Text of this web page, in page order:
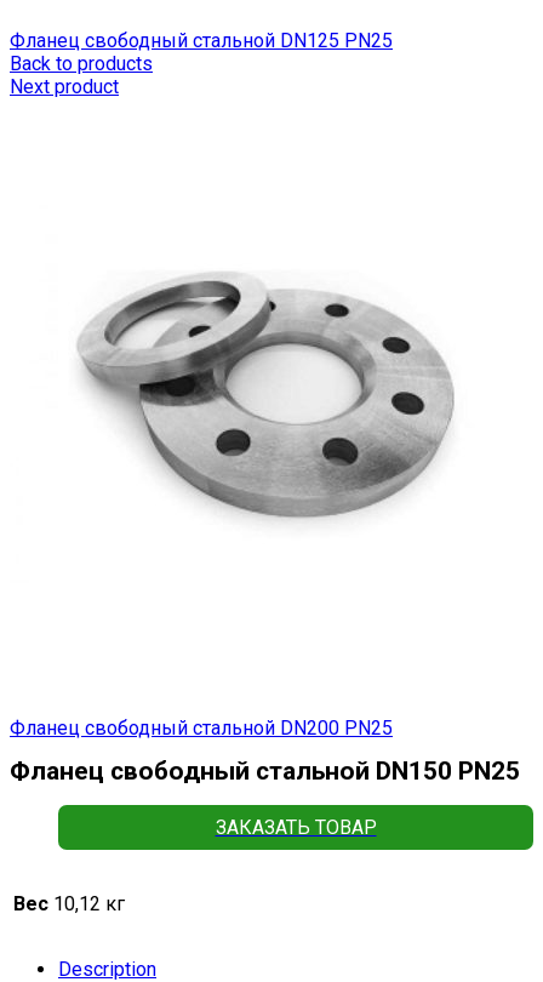
Фланец свободный стальной DN125 РN25
Back to products
Next product
Фланец свободный стальной DN200 РN25
Фланец свободный стальной DN150 РN25
ЗАКАЗАТЬ ТОВАР
Вес 10,12 кг
Description